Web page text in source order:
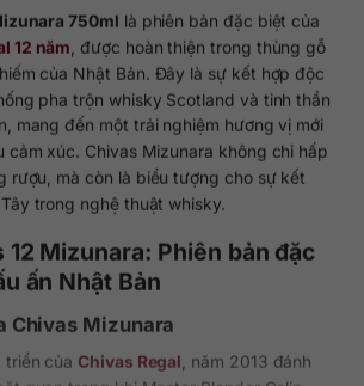
750ml là phiên bản đặc biệt của
12 năm , được hoàn thiện trong thùng gỗ
của Nhật Bản. Đây là sự kết hợp độc
pha trộn whisky Scotland và tinh thần
mang đến một trải nghiệm hương vị mới
cảm xúc. Chivas Mizunara không chỉ hấp
rượu, mà còn là biểu tượng cho sự kết
trong nghệ thuật whisky.
12 Mizunara: Phiên bản đặc
ấn Nhật Bản
Chivas Mizunara
triển của Chivas Regal , năm 2013 đánh